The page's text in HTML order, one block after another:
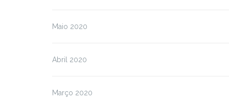
Maio 2020
Abril 2020
Março 2020